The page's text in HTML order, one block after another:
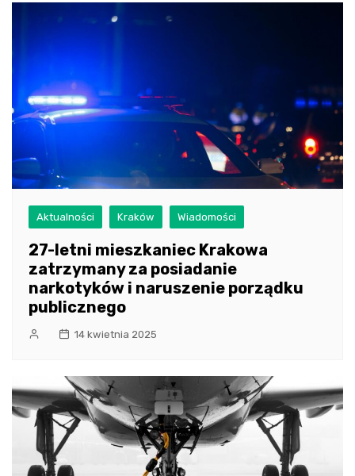
Aktualności Kraków Wiadomości
27-letni mieszkaniec Krakowa
zatrzymany za posiadanie
narkotyków i naruszenie porządku
publicznego
14 kwietnia 2025